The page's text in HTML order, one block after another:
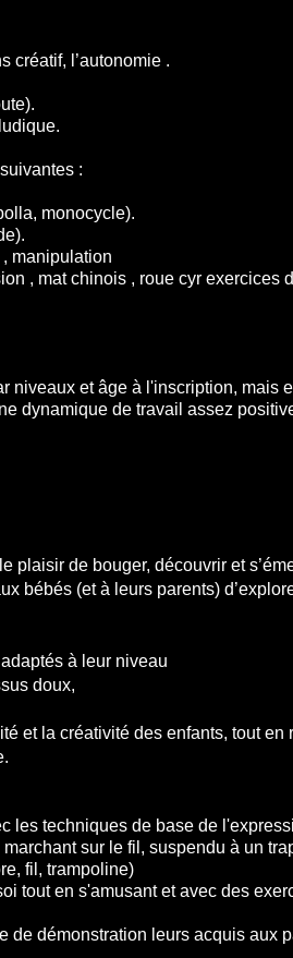
créatif, l’autonomie .
:
monocycle).
manipulation
, mat chinois , roue cyr exercices
niveaux et âge à l'inscription, mais
dynamique de travail assez
plaisir de bouger, découvrir et
bébés (et à leurs parents)
à leur niveau
doux,
et la créativité des enfants, tout
les techniques de base de
sur le fil, suspendu à un
boule d'équilibre,
tout en s'amusant et avec des
de démonstration leurs acquis aux